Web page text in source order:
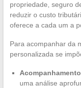
propriedade, seguro
reduzir o custo
oferece a cada um a
Para acompanhar da
personalizada se
uma análise